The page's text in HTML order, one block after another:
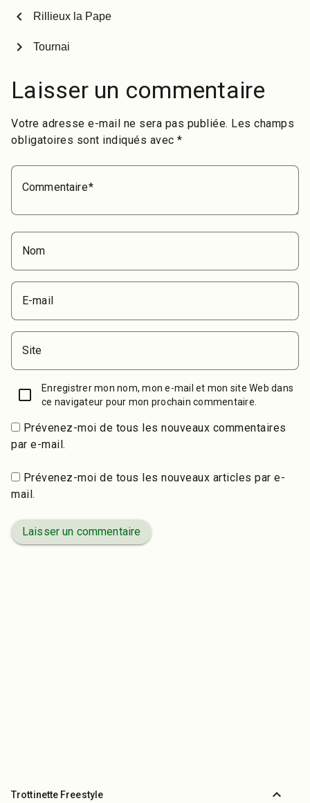
chevron_left Rillieux la Pape
Tournai
chevron_right
Laisser un commentaire
Votre adresse e-mail ne sera pas publiée. Les champs
obligatoires sont indiqués avec *
Commentaire
Nom
E-mail
Site
Enregistrer mon nom, mon e-mail et mon site Web dans
ce navigateur pour mon prochain commentaire.
Prévenez-moi de tous les nouveaux commentaires
par e-mail.
Prévenez-moi de tous les nouveaux articles par e-
mail.
Laisser un commentaire
Trottinette Freestyle expand_less